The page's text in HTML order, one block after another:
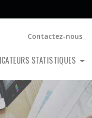
Contactez-nous
STATISTIQUES